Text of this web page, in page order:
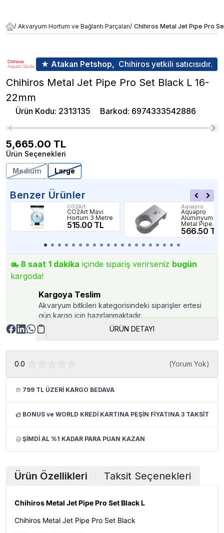
/ Akvaryum Hortum ve Bağlantı Parçaları/ Chihiros Metal Jet Pipe Pro
★ Atakan Petshop, Chihiros yetkili satıcısıdır.
Chihiros Metal Jet Pipe Pro Set Black L 16-
22mm
Ürün Kodu: 2313135 Barkod: 6974333542886
5,665.00 TL
Ürün Seçenekleri
Medium
Large
Benzer Ürünler
CO2Art
CO2Art Mavi
Hortum 3 Metre
515.00 TL
Aquapro
Aquapro
Aluminyum
Metal Pipe
Holder S 12-
16mm Hortum
566.50 TL
8 saat 1 dakika içinde sipariş verirseniz bugün
kargoda!
Kargoya Teslim
Akvaryum bitkileri kategorisindeki siparişler ertesi
gün kargo için hazırlanmaktadır.
ÜRÜN DETAYI
0.0 (Yorum Yok)
799 TL ÜZERİ KARGO BEDAVA
BONUS ve WORLD KREDİ KARTINA PEŞİN FİYATINA 3 TAKSİT
ŞİMDİ AL %1 KADAR PARA PUAN KAZAN
Ürün Özellikleri Taksit Seçenekleri
Chihiros Metal Jet Pipe Pro Set Black L
Chihiros Metal Jet Pipe Pro Set Black